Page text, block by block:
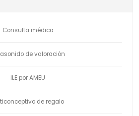
Consulta médica
de valoración
ILE por AMEU
de regalo